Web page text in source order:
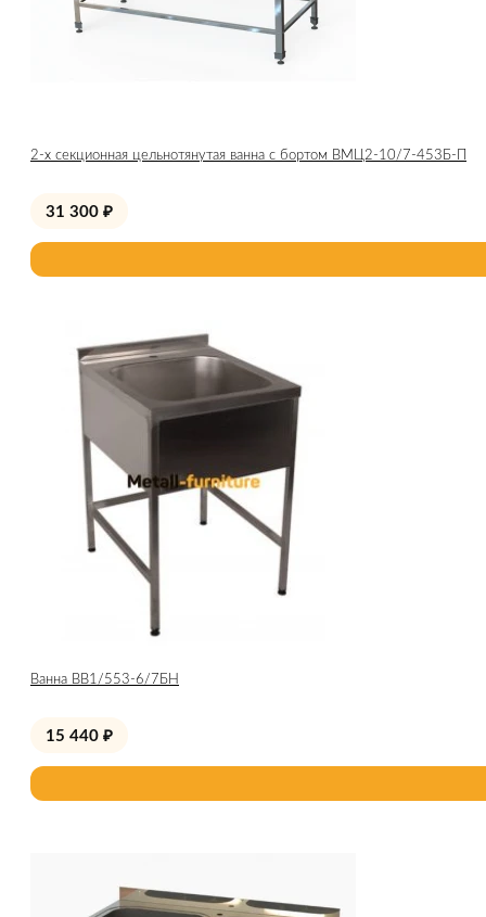
2-х секционная цельнотянутая ванна с бортом ВМЦ2-10/7-453Б-П
31 300 ₽
Ванна ВВ1/553-6/7БН
15 440 ₽